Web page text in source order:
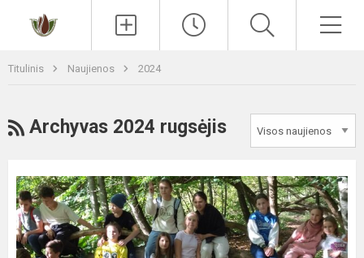
Titulinis Naujienos 2024
RSS
Archyvas 2024 rugsėjis
5b
klasės
bendruomenės
žygis